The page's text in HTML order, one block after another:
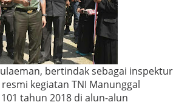
bertindak sebagai inspektur
kegiatan TNI Manunggal
tahun 2018 di alun-alun